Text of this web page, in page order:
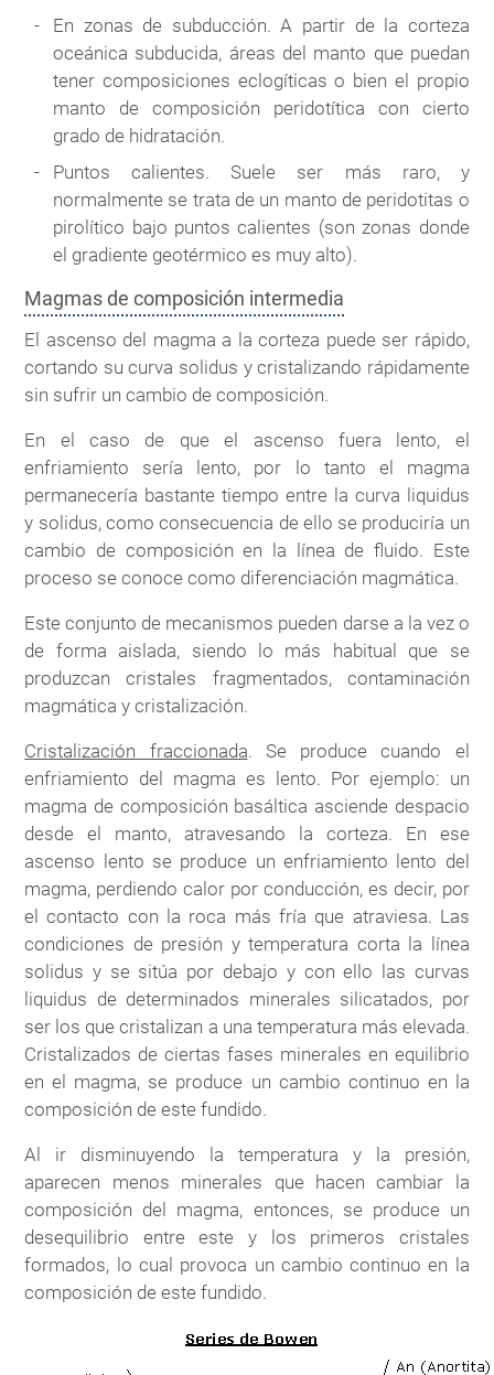
En zonas de subducción. A partir de la corteza
oceánica subducida, áreas del manto que puedan
tener composiciones eclogíticas o bien el propio
manto de composición peridotítica con cierto
grado de hidratación.
Puntos calientes. Suele ser más raro, y
normalmente se trata de un manto de peridotitas o
pirolítico bajo puntos calientes (son zonas donde
el gradiente geotérmico es muy alto).
Magmas de composición intermedia
El ascenso del magma a la corteza puede ser rápido,
cortando su curva solidus y cristalizando rápidamente
sin sufrir un cambio de composición.
En el caso de que el ascenso fuera lento, el
enfriamiento sería lento, por lo tanto el magma
permanecería bastante tiempo entre la curva liquidus
y solidus, como consecuencia de ello se produciría un
cambio de composición en la línea de fluido. Este
proceso se conoce como diferenciación magmática.
Este conjunto de mecanismos pueden darse a la vez o
de forma aislada, siendo lo más habitual que se
produzcan cristales fragmentados, contaminación
magmática y cristalización.
Cristalización fraccionada. Se produce cuando el
enfriamiento del magma es lento. Por ejemplo: un
magma de composición basáltica asciende despacio
desde el manto, atravesando la corteza. En ese
ascenso lento se produce un enfriamiento lento del
magma, perdiendo calor por conducción, es decir, por
el contacto con la roca más fría que atraviesa. Las
condiciones de presión y temperatura corta la línea
solidus y se sitúa por debajo y con ello las curvas
liquidus de determinados minerales silicatados, por
ser los que cristalizan a una temperatura más elevada.
Cristalizados de ciertas fases minerales en equilibrio
en el magma, se produce un cambio continuo en la
composición de este fundido.
Al ir disminuyendo la temperatura y la presión,
aparecen menos minerales que hacen cambiar la
composición del magma, entonces, se produce un
desequilibrio entre este y los primeros cristales
formados, lo cual provoca un cambio continuo en la
composición de este fundido.